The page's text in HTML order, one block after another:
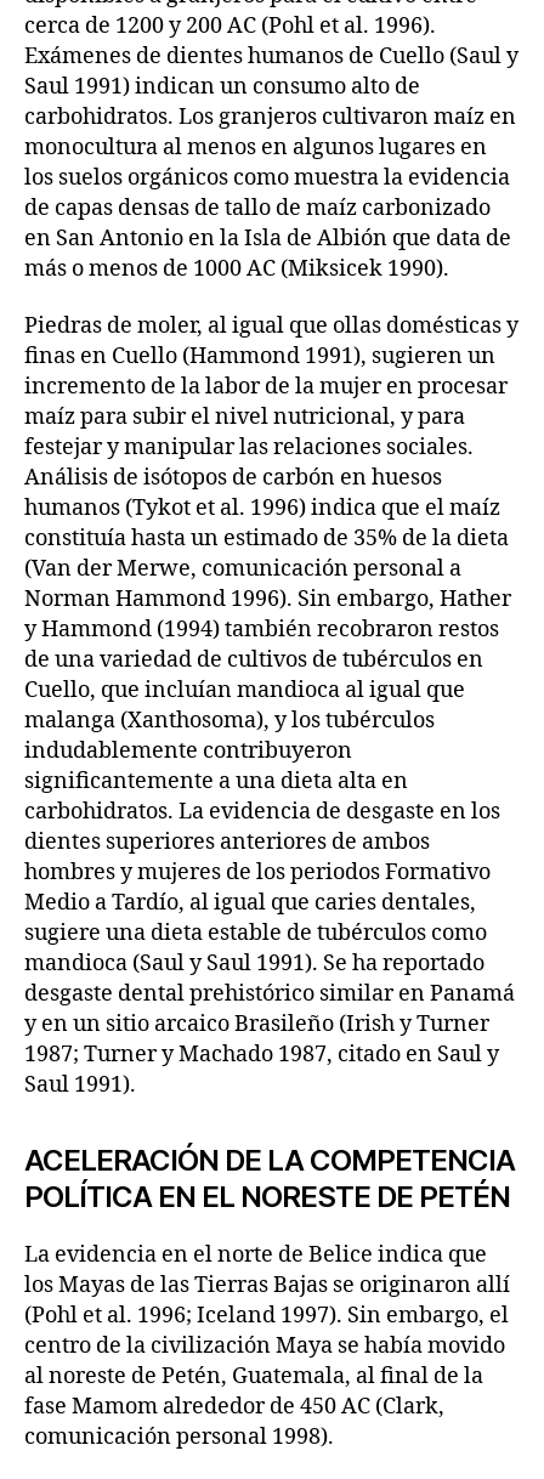
cerca de 1200 y 200 AC (Pohl et al. 1996).
Exámenes de dientes humanos de Cuello (Saul y
Saul 1991) indican un consumo alto de
carbohidratos. Los granjeros cultivaron maíz en
monocultura al menos en algunos lugares en
los suelos orgánicos como muestra la evidencia
de capas densas de tallo de maíz carbonizado
en San Antonio en la Isla de Albión que data de
más o menos de 1000 AC (Miksicek 1990).
Piedras de moler, al igual que ollas domésticas y
finas en Cuello (Hammond 1991), sugieren un
incremento de la labor de la mujer en procesar
maíz para subir el nivel nutricional, y para
festejar y manipular las relaciones sociales.
Análisis de isótopos de carbón en huesos
humanos (Tykot et al. 1996) indica que el maíz
constituía hasta un estimado de 35% de la dieta
(Van der Merwe, comunicación personal a
Norman Hammond 1996). Sin embargo, Hather
y Hammond (1994) también recobraron restos
de una variedad de cultivos de tubérculos en
Cuello, que incluían mandioca al igual que
malanga (Xanthosoma), y los tubérculos
indudablemente contribuyeron
significantemente a una dieta alta en
carbohidratos. La evidencia de desgaste en los
dientes superiores anteriores de ambos
hombres y mujeres de los periodos Formativo
Medio a Tardío, al igual que caries dentales,
sugiere una dieta estable de tubérculos como
mandioca (Saul y Saul 1991). Se ha reportado
desgaste dental prehistórico similar en Panamá
y en un sitio arcaico Brasileño (Irish y Turner
1987; Turner y Machado 1987, citado en Saul y
Saul 1991).
ACELERACIÓN DE LA COMPETENCIA
POLÍTICA EN EL NORESTE DE PETÉN
La evidencia en el norte de Belice indica que
los Mayas de las Tierras Bajas se originaron allí
(Pohl et al. 1996; Iceland 1997). Sin embargo, el
centro de la civilización Maya se había movido
al noreste de Petén, Guatemala, al final de la
fase Mamom alrededor de 450 AC (Clark,
comunicación personal 1998).